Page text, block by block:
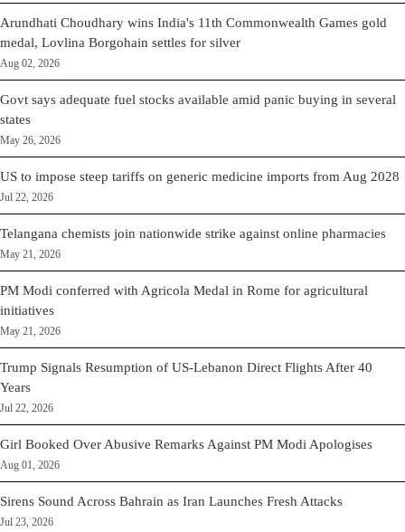
Arundhati Choudhary wins India's 11th Commonwealth Games gold
medal, Lovlina Borgohain settles for silver
Aug 02, 2026
Govt says adequate fuel stocks available amid panic buying in several
states
May 26, 2026
US to impose steep tariffs on generic medicine imports from Aug 2028
Jul 22, 2026
Telangana chemists join nationwide strike against online pharmacies
May 21, 2026
PM Modi conferred with Agricola Medal in Rome for agricultural
initiatives
May 21, 2026
Trump Signals Resumption of US-Lebanon Direct Flights After 40
Years
Jul 22, 2026
Girl Booked Over Abusive Remarks Against PM Modi Apologises
Aug 01, 2026
Sirens Sound Across Bahrain as Iran Launches Fresh Attacks
Jul 23, 2026